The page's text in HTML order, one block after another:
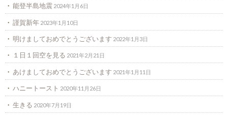
能登半島地震 2024年1月6日
謹賀新年 2023年1月10日
明けましておめでとうございます 2022年1月3日
１日１回空を見る 2021年2月21日
あけましておめでとうございます 2021年1月11日
ハニートースト 2020年11月26日
生きる 2020年7月19日